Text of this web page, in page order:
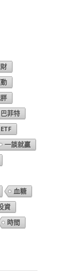
巴菲特
ETF
一談就贏
血糖
資
時間